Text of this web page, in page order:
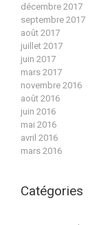
décembre 2017
septembre 2017
août 2017
juillet 2017
juin 2017
mars 2017
novembre 2016
août 2016
juin 2016
mai 2016
avril 2016
mars 2016
Catégories